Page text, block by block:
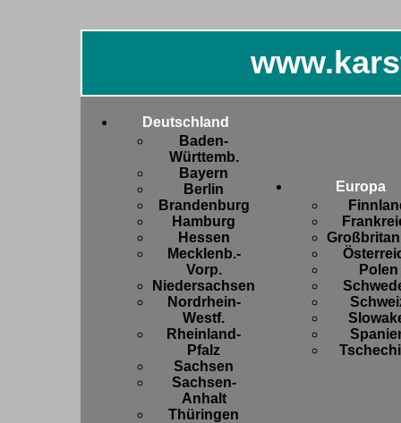
Deutschland
Baden-
Württemb.
Bayern
Berlin
Brandenburg
Hamburg
Hessen
Mecklenb.-
Vorp.
Niedersachsen
Nordrhein-
Westf.
Rheinland-
Pfalz
Sachsen
Sachsen-
Anhalt
Thüringen
Europa
Polen